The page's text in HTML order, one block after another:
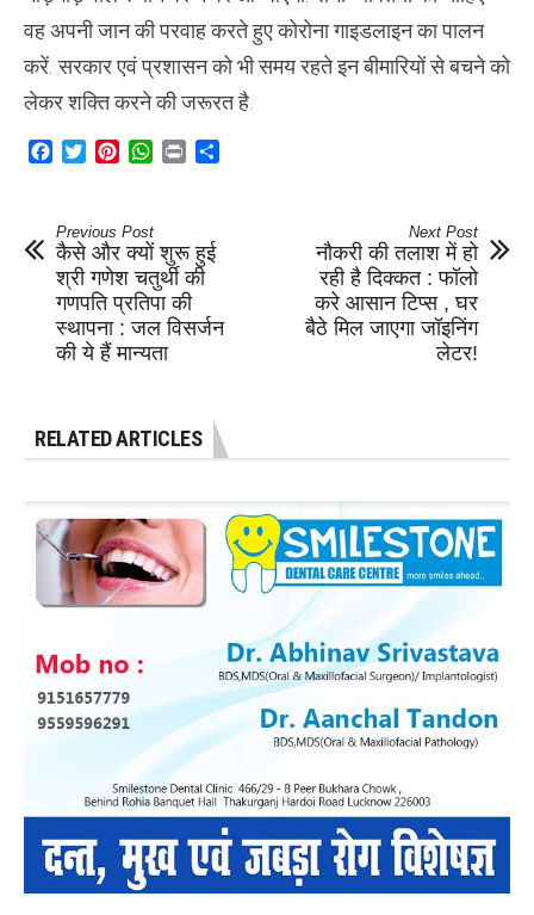
वह अपनी जान की परवाह करते हुए कोरोना गाइडलाइन का पालन
करें. सरकार एवं प्रशासन को भी समय रहते इन बीमारियों से बचने को
लेकर शक्ति करने की जरूरत है.
Facebook
TwitterPinterestWhatsApp
Print
Previous Post
कैसे और क्यों शुरू हुई
श्री गणेश चतुर्थी की
गणपति प्रतिपा की
स्थापना : जल विसर्जन
की ये हैं मान्यता
Next Post
नौकरी की तलाश में हो
रही है दिक्कत : फॉलो
करे आसान टिप्स , घर
बैठे मिल जाएगा जॉइनिंग
लेटर!
RELATED ARTICLES